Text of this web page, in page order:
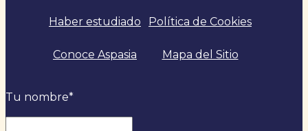
Haber estudiado
Conoce Aspasia
Política de Cookies
Mapa del Sitio
Tu nombre*